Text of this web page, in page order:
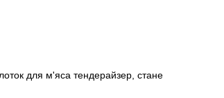
для м'яса тендерайзер, стане